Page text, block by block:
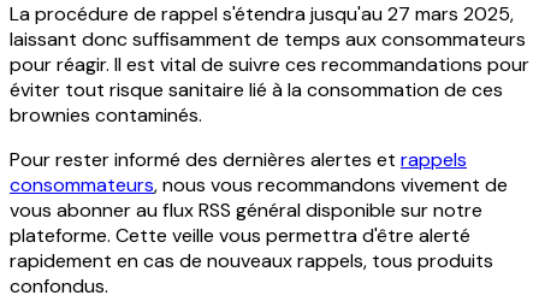
La procédure de rappel s'étendra jusqu'au 27 mars 2025,
laissant donc suffisamment de temps aux consommateurs
pour réagir. Il est vital de suivre ces recommandations pour
éviter tout risque sanitaire lié à la consommation de ces
brownies contaminés.
Pour rester informé des dernières alertes et rappels
consommateurs, nous vous recommandons vivement de
vous abonner au flux RSS général disponible sur notre
plateforme. Cette veille vous permettra d'être alerté
rapidement en cas de nouveaux rappels, tous produits
confondus.